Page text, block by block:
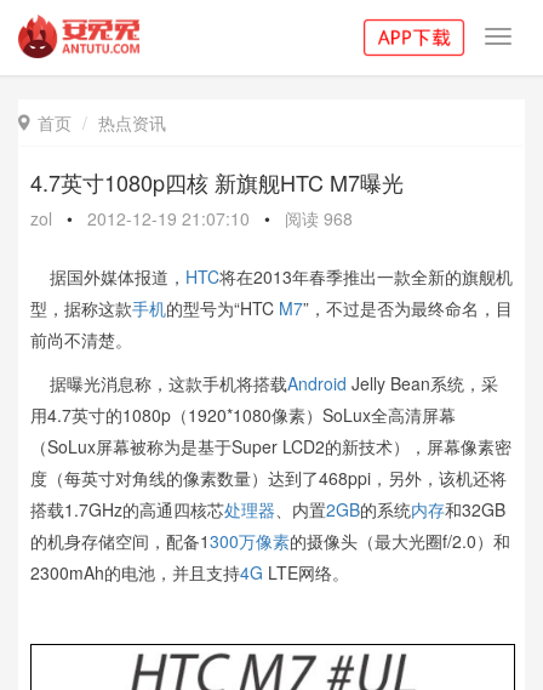
 首页 热点资讯
4.7英寸1080p四核 新旗舰HTC M7曝光
zol • 2012-12-19 21:07:10 • 阅读 968
据国外媒体报道， HTC将在2013年春季推出一款全新的旗舰机
型，据称这款手机的型号为“HTC M7”，不过是否为最终命名，目
前尚不清楚。
据曝光消息称，这款手机将搭载Android Jelly Bean系统，采
用4.7英寸的1080p（1920*1080像素）SoLux全高清屏幕
（SoLux屏幕被称为是基于Super LCD2的新技术），屏幕像素密
度（每英寸对角线的像素数量）达到了468ppi，另外，该机还将
搭载1.7GHz的高通四核芯处理器、内置2GB的系统内存和32GB
的机身存储空间，配备1300万像素的摄像头（最大光圈f/2.0）和
2300mAh的电池，并且支持4G LTE网络。